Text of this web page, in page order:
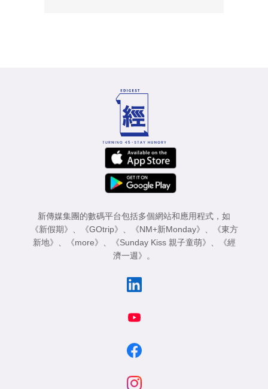
新傳媒集團的數碼平台包括多個網站和應用程式，如
《新假期》
《GOtrip》 《NM+新Monday》
《東方
新地》
《more》 《Sunday Kiss 親子童萌》
《經
濟一週》
。